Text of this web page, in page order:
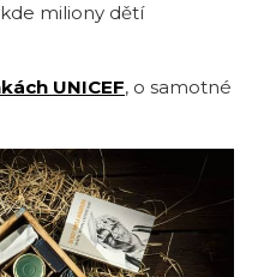
miliony dětí
UNICEF, o samotné